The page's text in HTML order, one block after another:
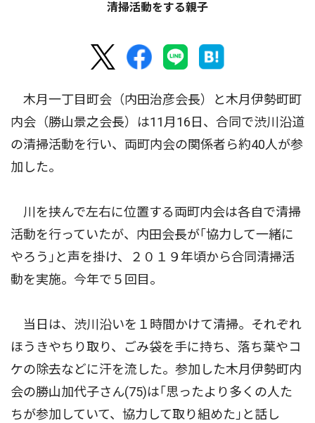
清掃活動をする親子
木月一丁目町会（内田治彦会長）と木月伊勢町町
内会（勝山景之会長）は11月16日、合同で渋川沿道
の清掃活動を行い、両町内会の関係者ら約40人が参
加した。
川を挟んで左右に位置する両町内会は各自で清掃
活動を行っていたが、内田会長が｢協力して一緒に
やろう｣と声を掛け、２０１９年頃から合同清掃活
動を実施。今年で５回目。
当日は、渋川沿いを１時間かけて清掃。それぞれ
ほうきやちり取り、ごみ袋を手に持ち、落ち葉やコ
ケの除去などに汗を流した。参加した木月伊勢町内
会の勝山加代子さん(75)は｢思ったより多くの人た
ちが参加していて、協力して取り組めた｣と話し